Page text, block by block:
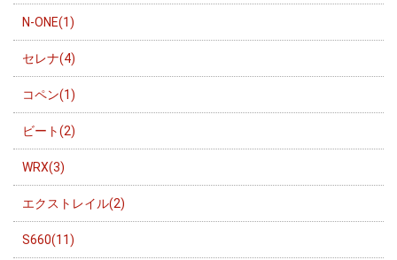
N-ONE(1)
セレナ(4)
コペン(1)
ビート(2)
WRX(3)
エクストレイル(2)
S660(11)